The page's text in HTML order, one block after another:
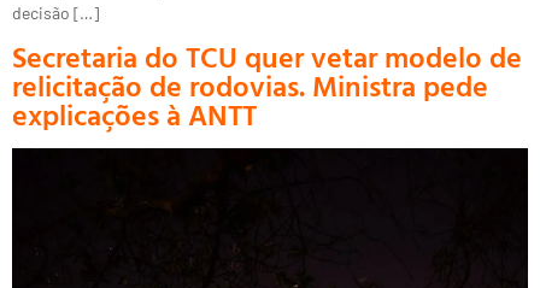
decisão […]
Secretaria do TCU quer vetar modelo de
relicitação de rodovias. Ministra pede
explicações à ANTT